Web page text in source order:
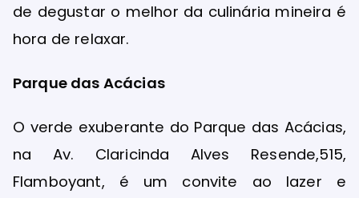
de degustar o melhor da culinária mineira é
hora de relaxar.
Parque das Acácias
O verde exuberante do Parque das Acácias,
na Av. Claricinda Alves Resende,515,
Flamboyant, é um convite ao lazer e